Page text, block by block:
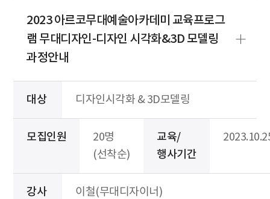
2023 아르코무대예술아카데미 교육프로그
램 무대디자인-디자인 시각화&3D 모델링
과정안내
대상 디자인시각화 & 3D모델링
모집인원
20명
(선착순)
교육/
행사기간
강사 이철(무대디자이너)